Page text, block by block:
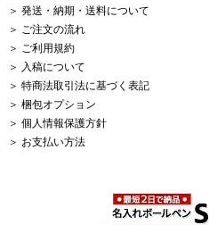
＞ 発送・納期・送料について
＞ ご注文の流れ
＞ ご利用規約
＞ 入稿について
＞ 特商法取引法に基づく表記
＞ 梱包オプション
＞ 個人情報保護方針
＞ お支払い方法